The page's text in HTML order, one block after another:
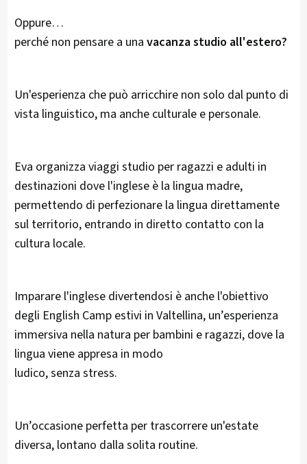
Oppure…
perché non pensare a una vacanza studio all'estero?
Un'esperienza che può arricchire non solo dal punto di
vista linguistico, ma anche culturale e personale.
Eva organizza viaggi studio per ragazzi e adulti in
destinazioni dove l'inglese è la lingua madre,
permettendo di perfezionare la lingua direttamente
sul territorio, entrando in diretto contatto con la
cultura locale.
Imparare l'inglese divertendosi è anche l'obiettivo
degli English Camp estivi in Valtellina, un’esperienza
immersiva nella natura per bambini e ragazzi, dove la
lingua viene appresa in modo
ludico, senza stress.
Un’occasione perfetta per trascorrere un'estate
diversa, lontano dalla solita routine.